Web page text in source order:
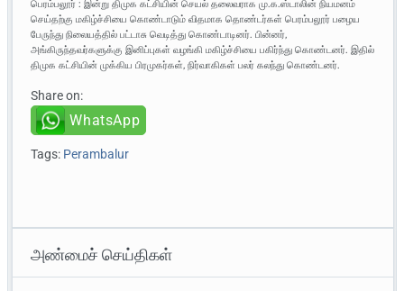
பெரம்பலூர் : இன்று திமுக கட்சியின் செயல் தலைவராக மு.க.ஸ்டாலின் நியமனம்
செய்தற்கு மகிழ்ச்சியை கொண்டாடும் விதமாக தொண்டர்கள் பெரம்பலூர் பழைய
பேருந்து நிலையத்தில் பட்டாசு வெடித்து கொண்டாடினர். பின்னர்,
அங்கிருந்தவர்களுக்கு இனிப்புகள் வழங்கி மகிழ்ச்சியை பகிர்ந்து கொண்டனர். இதில்
திமுக கட்சியின் முக்கிய பிரமுகர்கள், நிர்வாகிகள் பலர் கலந்து கொண்டனர்.
Share on:
WhatsApp
Tags: Perambalur
அண்மைச் செய்திகள்